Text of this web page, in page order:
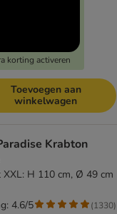
korting activeren
Toevoegen aan
winkelwagen
Krabton
XXL: H 110 cm, Ø 49 cm
4.6/5 (1330)